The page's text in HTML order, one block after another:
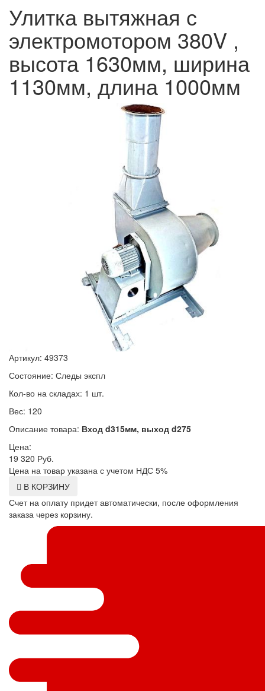
Улитка вытяжная с
электромотором 380V ,
высота 1630мм, ширина
1130мм, длина 1000мм
Артикул: 49373
Состояние: Следы экспл
Кол-во на складах: 1 шт.
Вес: 120
Описание товара: Вход d315мм, выход d275
Цена:
19 320 Руб.
Цена на товар указана с учетом НДС 5%
В КОРЗИНУ
Счет на оплату придет автоматически, после оформления
заказа через корзину.